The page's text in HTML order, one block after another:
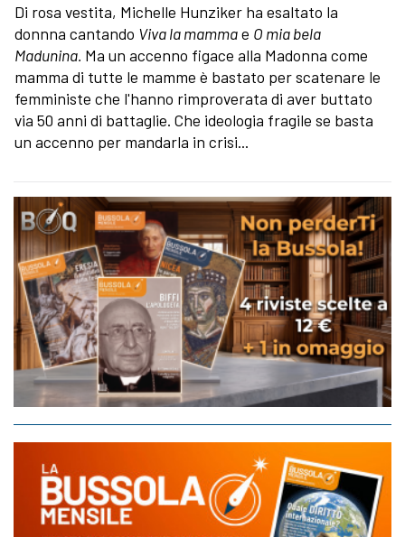
Di rosa vestita, Michelle Hunziker ha esaltato la
donnna cantando Viva la mammae O mia bela
Madunina. Ma un accenno figace alla Madonna come
mamma di tutte le mamme è bastato per scatenare le
femministe che l'hanno rimproverata di aver buttato
via 50 anni di battaglie. Che ideologia fragile se basta
un accenno per mandarla in crisi...